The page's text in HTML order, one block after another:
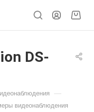
DS-
—
видеонаблюдения